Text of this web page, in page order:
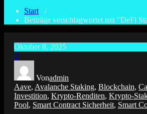
Start /
Beiträge verschlagwortet mit "DeFi
Oktober 8, 2025
0
Vonadmin
Aave, Avalanche Staking, Blockchain,
Investition, Krypto-Renditen, Krypto-
Pool, Smart Contract Sicherheit, Smart